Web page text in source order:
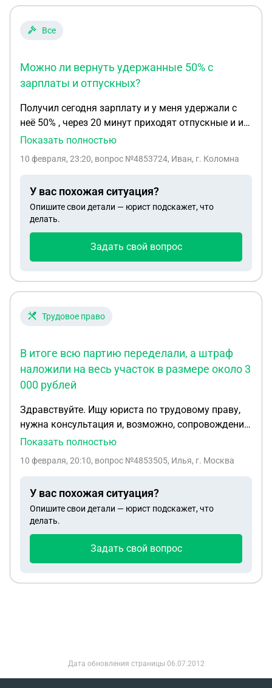
Все
Можно ли вернуть удержанные 50% с
зарплаты и отпускных?
Получил сегодня зарплату и у меня удержали с
неё 50% , через 20 минут приходят отпускные и из
за этого у меня списывают оставшуюся часть
то вернуть 50% с зп ?
Показать полностью
10 февраля, 23:20, вопрос №4853724, Иван, г. Коломна
У вас похожая ситуация?
Опишите свои детали — юрист подскажет, что
делать.
Задать свой вопрос
Трудовое право
В итоге всю партию переделали, а штраф
наложили на весь участок в размере около 3
000 рублей
Здравствуйте. Ищу юриста по трудовому праву,
нужна консультация и, возможно, сопровождение.
Ситуация такая: Я работал на заводе. В какой-то
отправили «сидеть дома». Официально простой
Примерно через месяц меня вызвали и
потребовали написать заявление на увольнение
по собственному желанию, мотивируя тем, что
заявили, что уволят меня «по статье» за брак
брака действительно был: я испортил партию и
наложили на весь участок в размере около 3 000
Показать полностью
10 февраля, 20:10, вопрос №4853505, Илья, г. Москва
У вас похожая ситуация?
Опишите свои детали — юрист подскажет, что
делать.
Задать свой вопрос
Дата обновления страницы 06.07.2012